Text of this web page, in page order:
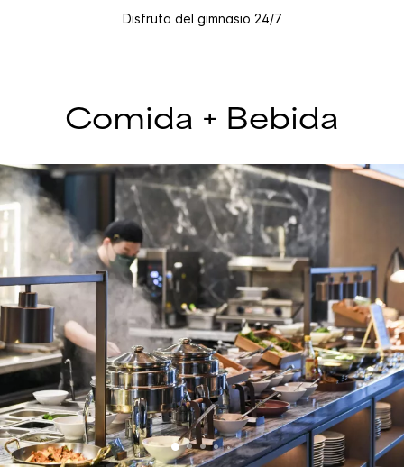
Disfruta del gimnasio 24/7
Comida + Bebida